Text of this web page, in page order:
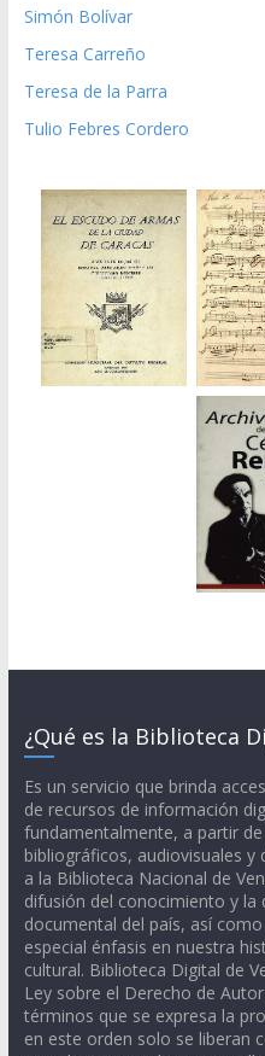
Simón Bolívar
Teresa Carreño
Teresa de la Parra
Tulio Febres Cordero
¿Qué es la Biblioteca
Es un servicio que brinda
de recursos de información
fundamentalmente, a partir
bibliográficos, audiovisuales
a la Biblioteca Nacional de
difusión del conocimiento y la
documental del país, así
especial énfasis en nuestra
cultural. Biblioteca Digital de
Ley sobre el Derecho de
términos que se expresa la
en este orden solo se liberan